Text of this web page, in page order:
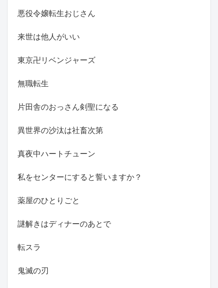
悪役令嬢転生おじさん
来世は他人がいい
東京卍リベンジャーズ
無職転生
片田舎のおっさん剣聖になる
異世界の沙汰は社畜次第
真夜中ハートチューン
私をセンターにすると誓いますか？
薬屋のひとりごと
謎解きはディナーのあとで
転スラ
鬼滅の刃